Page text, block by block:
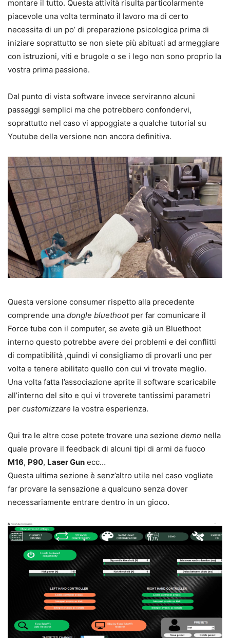
montare il tutto. Questa attività risulta particolarmente
piacevole una volta terminato il lavoro ma di certo
necessita di un po’ di preparazione psicologica prima di
iniziare soprattutto se non siete più abituati ad armeggiare
con istruzioni, viti e brugole o se i lego non sono proprio la
vostra prima passione.
Dal punto di vista software invece serviranno alcuni
passaggi semplici ma che potrebbero confondervi,
soprattutto nel caso vi appoggiate a qualche tutorial su
Youtube della versione non ancora definitiva.
Questa versione consumer rispetto alla precedente
comprende una dongle bluethootper far comunicare il
Force tube con il computer, se avete già un Bluethoot
interno questo potrebbe avere dei problemi e dei conflitti
di compatibilità ,quindi vi consigliamo di provarli uno per
volta e tenere abilitato quello con cui vi trovate meglio.
Una volta fatta l’associazione aprite il software scaricabile
all’interno del sito e qui vi troverete tantissimi parametri
per customizzare la vostra esperienza.
Qui tra le altre cose potete trovare una sezione demo nella
quale provare il feedback di alcuni tipi di armi da fuoco
M16, P90, Laser Gun ecc…
Questa ultima sezione è senz’altro utile nel caso vogliate
far provare la sensazione a qualcuno senza dover
necessariamente entrare dentro in un gioco.